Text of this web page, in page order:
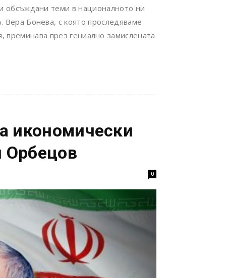
обсъждани теми в националното ни
Вера Бонева, с която проследяваме
преминава през гениално замислената
икономически
Орбецов
0